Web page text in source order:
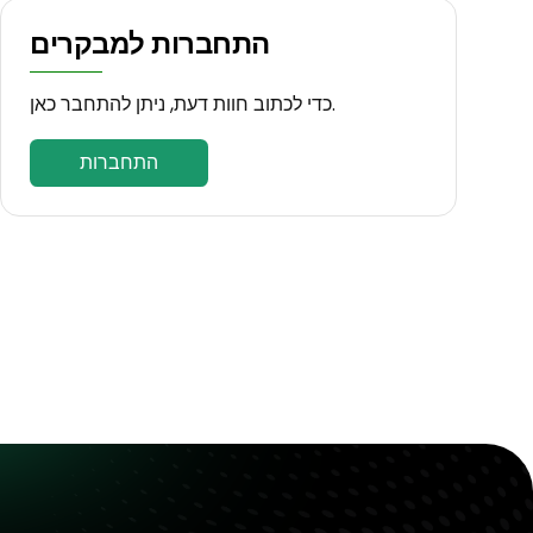
התחברות למבקרים
כדי לכתוב חוות דעת, ניתן להתחבר כאן.
התחברות